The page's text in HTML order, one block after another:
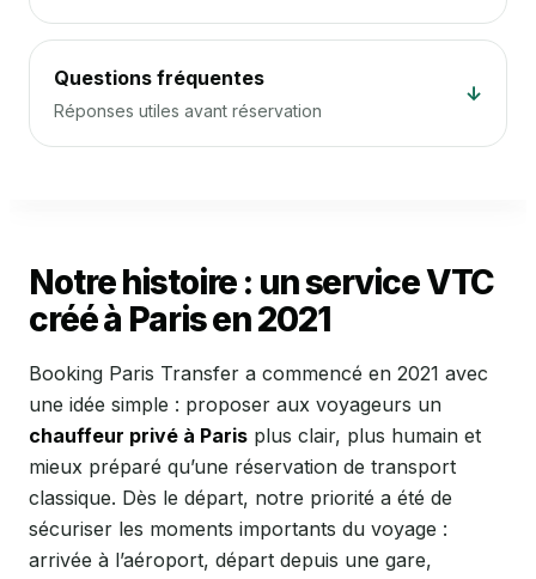
Questions fréquentes
Réponses utiles avant réservation
↓
Notre histoire : un service VTC
créé à Paris en 2021
Booking Paris Transfer a commencé en 2021 avec
une idée simple : proposer aux voyageurs un
chauffeur privé à Paris plus clair, plus humain et
mieux préparé qu’une réservation de transport
classique. Dès le départ, notre priorité a été de
sécuriser les moments importants du voyage :
arrivée à l’aéroport, départ depuis une gare,